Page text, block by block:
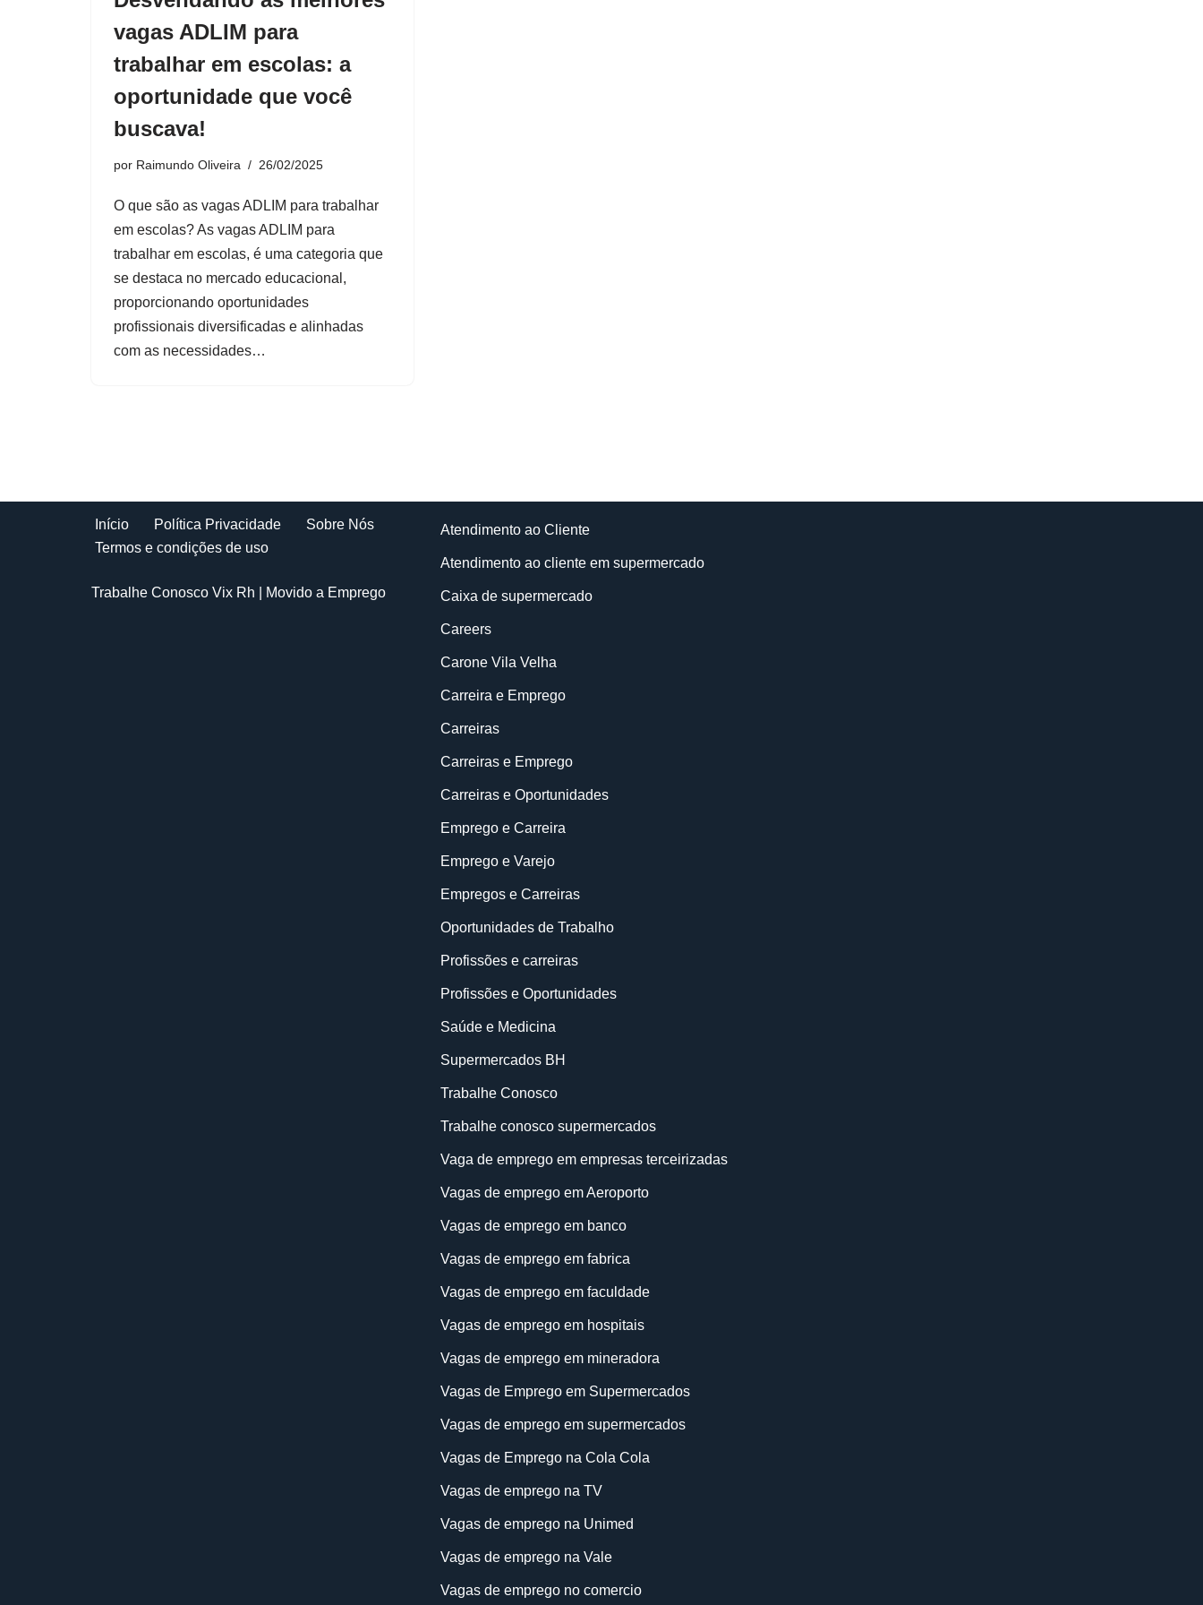
vagas ADLIM para
trabalhar em escolas: a
oportunidade que você
buscava!
por Raimundo Oliveira 26/02/2025
O que são as vagas ADLIM para trabalhar
em escolas? As vagas ADLIM para
trabalhar em escolas, é uma categoria que
se destaca no mercado educacional,
proporcionando oportunidades
profissionais diversificadas e alinhadas
com as necessidades…
Início Política Privacidade
Sobre Nós
Termos e condições de uso
Trabalhe Conosco Vix Rh | Movido a Emprego
Atendimento ao Cliente
Atendimento ao cliente em supermercado
Caixa de supermercado
Careers
Carone Vila Velha
Carreira e Emprego
Carreiras
Carreiras e Emprego
Carreiras e Oportunidades
Emprego e Carreira
Emprego e Varejo
Empregos e Carreiras
Oportunidades de Trabalho
Profissões e carreiras
Profissões e Oportunidades
Saúde e Medicina
Supermercados BH
Trabalhe Conosco
Trabalhe conosco supermercados
Vaga de emprego em empresas terceirizadas
Vagas de emprego em Aeroporto
Vagas de emprego em banco
Vagas de emprego em fabrica
Vagas de emprego em faculdade
Vagas de emprego em hospitais
Vagas de emprego em mineradora
Vagas de Emprego em Supermercados
Vagas de emprego em supermercados
Vagas de Emprego na Cola Cola
Vagas de emprego na TV
Vagas de emprego na Unimed
Vagas de emprego na Vale
Vagas de emprego no comercio